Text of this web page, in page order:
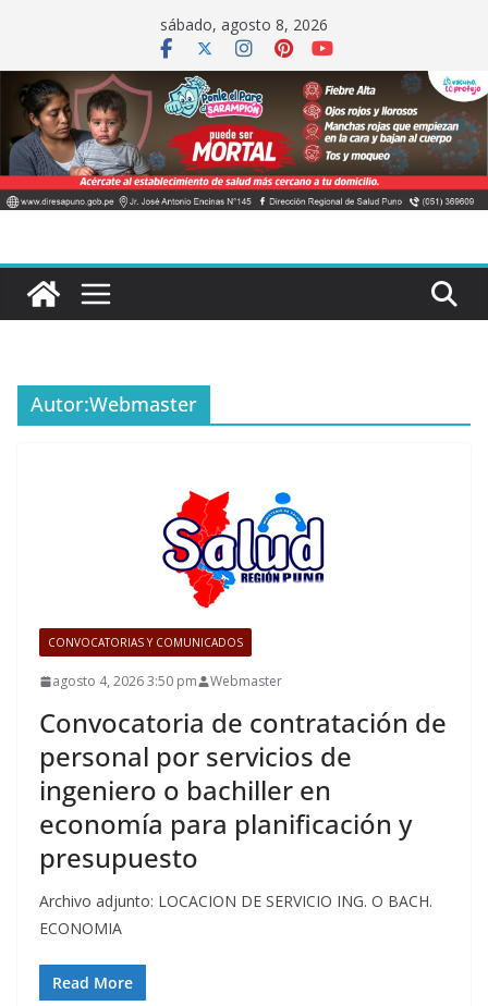
contenido
sábado, agosto 8, 2026
Autor:Webmaster
CONVOCATORIAS Y COMUNICADOS
agosto 4, 2026 3:50 pm Webmaster
Convocatoria de contratación de
personal por servicios de
ingeniero o bachiller en
economía para planificación y
presupuesto
Archivo adjunto: LOCACION DE SERVICIO ING. O BACH.
ECONOMIA
Read More